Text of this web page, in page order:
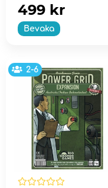
Bevaka
499 kr
2-6